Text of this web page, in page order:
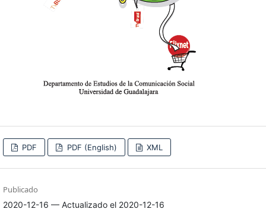
PDF PDF (English) XML
Publicado
2020-12-16 — Actualizado el 2020-12-16